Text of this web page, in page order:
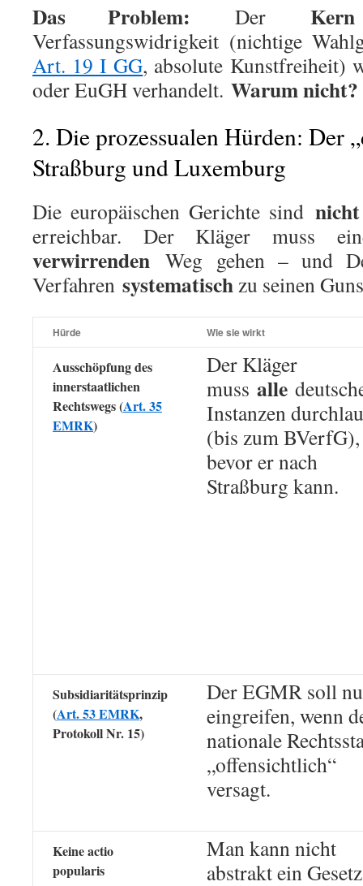
Das Problem: Der Kern
Verfassungswidrigkeit (nichtige
Art. 19 I GG, absolute Kunstfreiheit)
oder EuGH verhandelt. Warum nicht?
2. Die prozessualen Hürden: Der
Straßburg und Luxemburg
Die europäischen Gerichte sind nicht
erreichbar. Der Kläger muss
verwirrenden Weg gehen – und
Verfahren systematischzu seinen
Hürde Wie sie wirkt
Ausschöpfung des
innerstaatlichen
Rechtswegs (Art. 35
EMRK)
Der Kläger
muss alle
Instanzen
(bis zum BVerfG),
bevor er nach
Straßburg kann.
Subsidiaritätsprinzip
(Art. 53 EMRK,
Protokoll Nr. 15)
Der EGMR soll
eingreifen, wenn
nationale
„offensichtlich“
versagt.
Keine actio
popularis
Man kann nicht
abstrakt ein Gesetz